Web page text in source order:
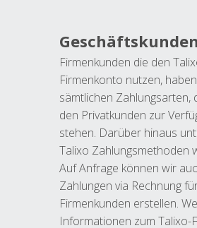
Geschäftskunden
Firmenkunden die den
Firmenkonto nutzen,
sämtlichen Zahlungsarten,
den Privatkunden zur
stehen. Darüber hinaus
Talixo Zahlungsmethoden
Auf Anfrage können wir
Zahlungen via Rechnung
Firmenkunden erstellen.
Informationen zum Talixo-